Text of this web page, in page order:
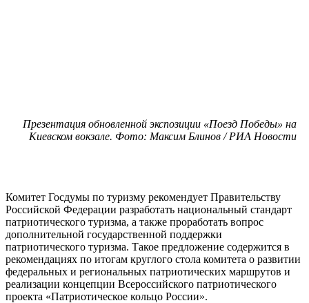
Презентация обновленной экспозиции «Поезд Победы» на
Киевском вокзале. Фото: Максим Блинов / РИА Новости
Комитет Госдумы по туризму рекомендует Правительству
Российской Федерации разработать национальный стандарт
патриотического туризма, а также проработать вопрос
дополнительной государственной поддержки
патриотического туризма. Такое предложение содержится в
рекомендациях по итогам круглого стола комитета о развитии
федеральных и региональных патриотических маршрутов и
реализации концепции Всероссийского патриотического
проекта «Патриотическое кольцо России».